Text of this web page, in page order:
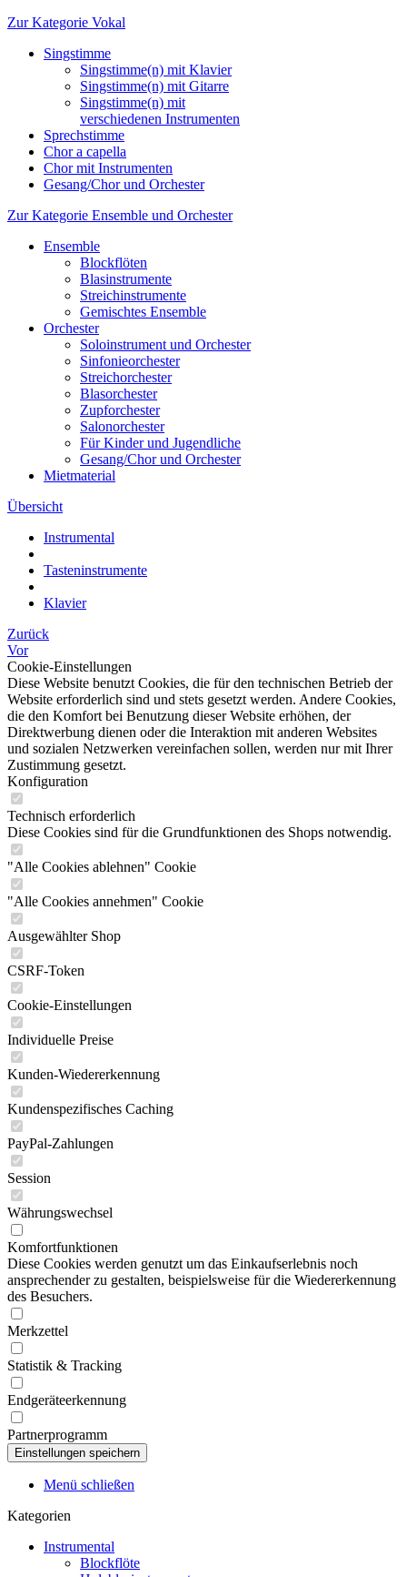
Zur Kategorie Vokal
Singstimme
Singstimme(n) mit Klavier
Singstimme(n) mit Gitarre
Singstimme(n) mit
verschiedenen Instrumenten
Sprechstimme
Chor a capella
Chor mit Instrumenten
Gesang/Chor und Orchester
Zur Kategorie Ensemble und Orchester
Ensemble
Blockflöten
Blasinstrumente
Streichinstrumente
Gemischtes Ensemble
Orchester
Soloinstrument und Orchester
Sinfonieorchester
Streichorchester
Blasorchester
Zupforchester
Salonorchester
Für Kinder und Jugendliche
Gesang/Chor und Orchester
Mietmaterial
Übersicht
Instrumental
Tasteninstrumente
Klavier
Zurück
Vor
Cookie-Einstellungen
Diese Website benutzt Cookies, die für den technischen Betrieb der
Website erforderlich sind und stets gesetzt werden. Andere Cookies,
die den Komfort bei Benutzung dieser Website erhöhen, der
Direktwerbung dienen oder die Interaktion mit anderen Websites
und sozialen Netzwerken vereinfachen sollen, werden nur mit Ihrer
Zustimmung gesetzt.
Konfiguration
Technisch erforderlich
Diese Cookies sind für die Grundfunktionen des Shops notwendig.
"Alle Cookies ablehnen" Cookie
"Alle Cookies annehmen" Cookie
Ausgewählter Shop
CSRF-Token
Cookie-Einstellungen
Individuelle Preise
Kunden-Wiedererkennung
Kundenspezifisches Caching
PayPal-Zahlungen
Session
Währungswechsel
Komfortfunktionen
Diese Cookies werden genutzt um das Einkaufserlebnis noch
ansprechender zu gestalten, beispielsweise für die Wiedererkennung
des Besuchers.
Merkzettel
Statistik & Tracking
Endgeräteerkennung
Partnerprogramm
Menü schließen
Kategorien
Instrumental
Blockflöte